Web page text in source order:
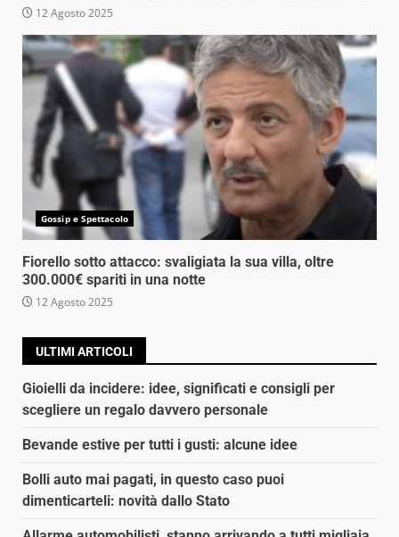
12 Agosto 2025
Gossip e Spettacolo
Fiorello sotto attacco: svaligiata la sua villa, oltre
300.000€ spariti in una notte
12 Agosto 2025
ULTIMI ARTICOLI
Gioielli da incidere: idee, significati e consigli per
scegliere un regalo davvero personale
Bevande estive per tutti i gusti: alcune idee
Bolli auto mai pagati, in questo caso puoi
dimenticarteli: novità dallo Stato